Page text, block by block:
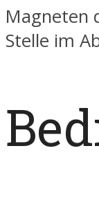
Magneten
Stelle im